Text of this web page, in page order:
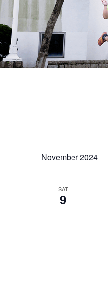
November 2024
SAT
9